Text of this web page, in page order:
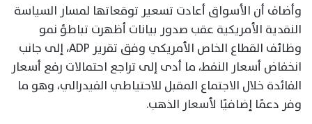
وأضاف أن الأسواق أعادت تسعير توقعاتها لمسار السياسة
النقدية الأمريكية عقب صدور بيانات أظهرت تباطؤ نمو
وظائف القطاع الخاص الأمريكي وفق تقرير ADP، إلى جانب
انخفاض أسعار النفط، ما أدى إلى تراجع احتمالات رفع أسعار
الفائدة خلال الاجتماع المقبل للاحتياطي الفيدرالي، وهو ما
وفر دعمًا إضافيًا لأسعار الذهب.